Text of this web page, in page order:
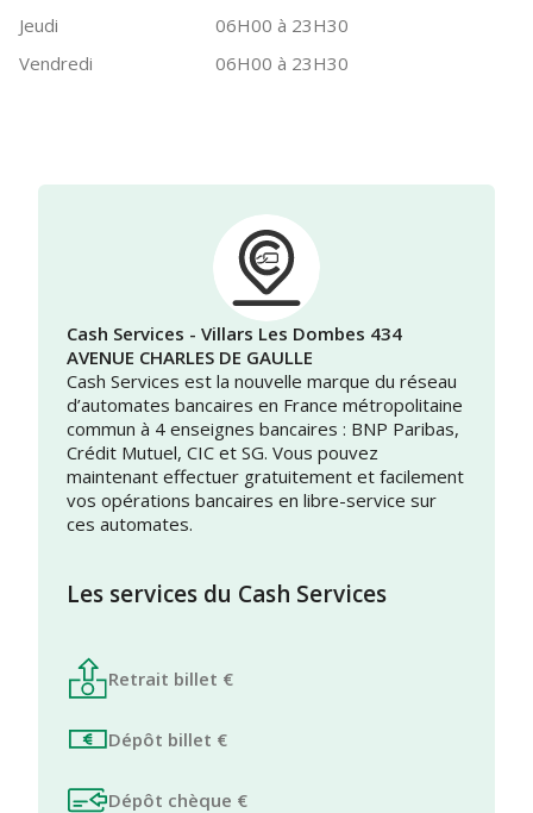
Jeudi
06H00 à 23H30
Vendredi
06H00 à 23H30
Cash Services - Villars Les Dombes 434
AVENUE CHARLES DE GAULLE
Cash Services est la nouvelle marque du réseau
d’automates bancaires en France métropolitaine
commun à 4 enseignes bancaires : BNP Paribas,
Crédit Mutuel, CIC et SG. Vous pouvez
maintenant effectuer gratuitement et facilement
vos opérations bancaires en libre-service sur
ces automates.
Les services du Cash Services
Retrait billet €
Dépôt billet €
Dépôt chèque €